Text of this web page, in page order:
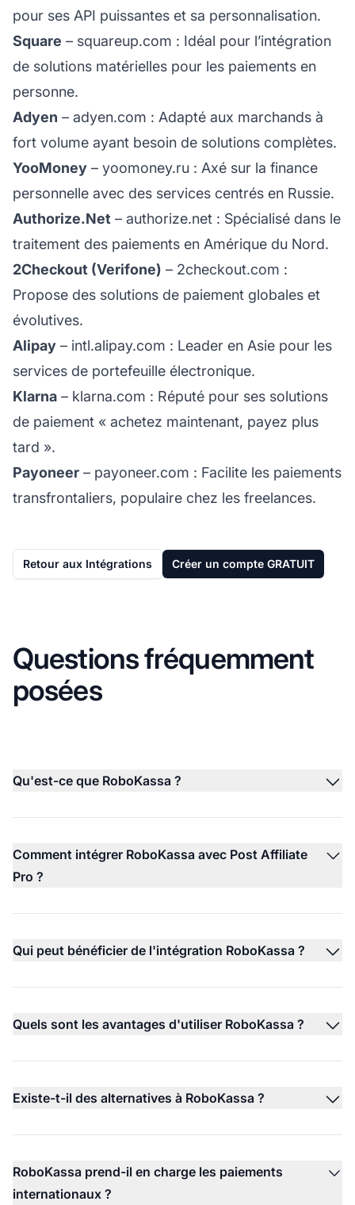
pour ses API puissantes et sa personnalisation.
Square – squareup.com : Idéal pour l’intégration
de solutions matérielles pour les paiements en
personne.
Adyen – adyen.com : Adapté aux marchands à
fort volume ayant besoin de solutions complètes.
YooMoney – yoomoney.ru : Axé sur la finance
personnelle avec des services centrés en Russie.
Authorize.Net – authorize.net : Spécialisé dans le
traitement des paiements en Amérique du Nord.
2Checkout (Verifone) – 2checkout.com :
Propose des solutions de paiement globales et
évolutives.
Alipay – intl.alipay.com : Leader en Asie pour les
services de portefeuille électronique.
Klarna – klarna.com : Réputé pour ses solutions
de paiement « achetez maintenant, payez plus
tard ».
Payoneer – payoneer.com : Facilite les paiements
transfrontaliers, populaire chez les freelances.
Retour aux Intégrations Créer un compte GRATUIT
Questions fréquemment
posées
Qu'est-ce que RoboKassa ?
Comment intégrer RoboKassa avec Post Affiliate
Pro ?
Qui peut bénéficier de l'intégration RoboKassa ?
Quels sont les avantages d'utiliser RoboKassa ?
Existe-t-il des alternatives à RoboKassa ?
RoboKassa prend-il en charge les paiements
internationaux ?